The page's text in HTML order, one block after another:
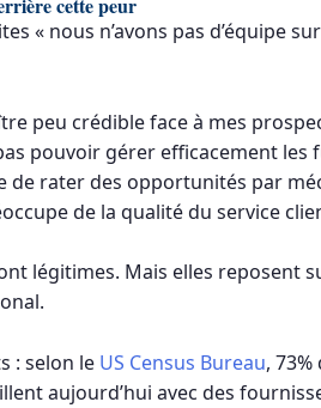
cette peur
« nous n’avons pas d’équipe
peu crédible face à mes
pouvoir gérer efficacement les
de rater des opportunités par
de la qualité du service
légitimes. Mais elles reposent
: selon le US Census Bureau,
aujourd’hui avec des